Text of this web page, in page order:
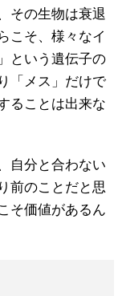
その生物は衰退
こそ、様々なイ
という遺伝子の
「メス」だけで
ることは出来な
自分と合わない
前のことだと思
そ価値があるん